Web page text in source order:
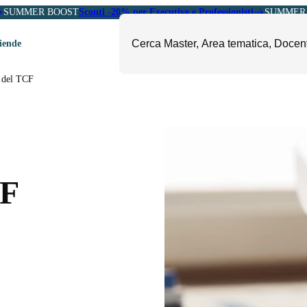
SUMMER BOOSTSconti -20% per Executive e Professionisti
Sales e Export
Arte, Cultura e Sport
TCF